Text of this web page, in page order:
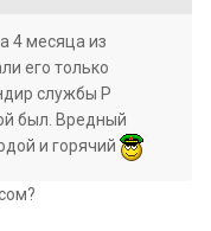
4 месяца из
его только
службы Р
был. Вредный
и горячий